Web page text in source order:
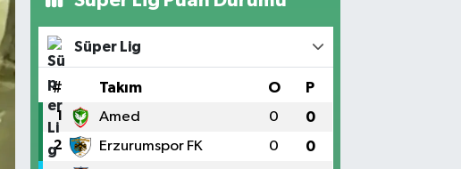
Süper Lig
# Takım O P
1 Amed 0 0
2 Erzurumspor FK 0 0